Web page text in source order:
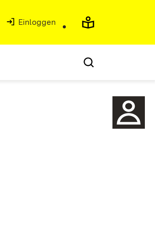
(Öffnet in neuem Fenster)
Einloggen